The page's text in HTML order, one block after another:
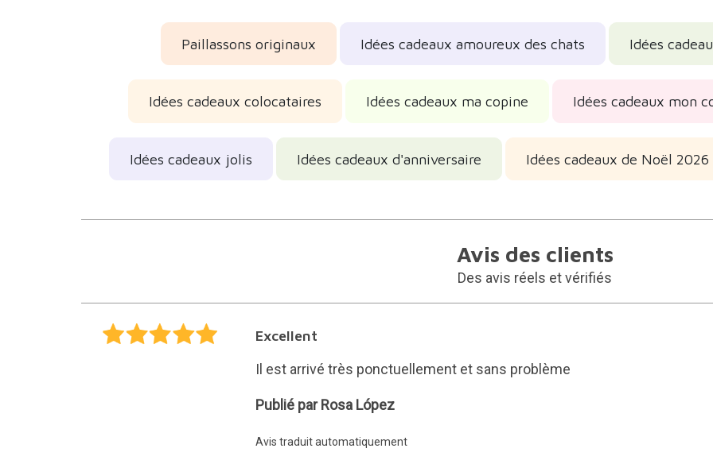
Paillassons originaux Idées cadeaux amoureux des chats Idées
Idées cadeaux colocataires Idées cadeaux ma copine Idées cadeaux mon
Idées cadeaux jolis Idées cadeaux d'anniversaire Idées cadeaux de Noël 2026
Avis des clients
Des avis réels et vérifiés
Excellent
Il est arrivé très ponctuellement et sans problème
Rosa
Publié par Rosa López
Avis traduit automatiquement